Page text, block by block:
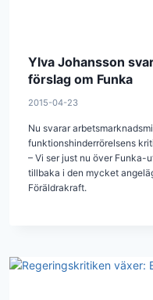
Ylva Johansson
förslag om Funka
2015-04-23
Nu svarar
funktionshinderrörelsens
– Vi ser just nu över Funka-
tillbaka i den mycket
Föräldrakraft.